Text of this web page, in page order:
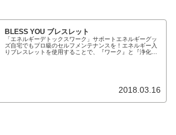
BLESS YOU ブレスレット
「エネルギーデトックスワーク」サポートエネルギーグッ
ズ自宅でもプロ級のセルフメンテナンスを！エネルギー入
りブレスレットを使用することで、『ワーク』と『浄化』
2018.03.16